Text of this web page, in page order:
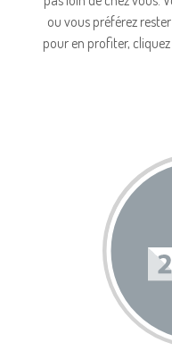
ou vous préférez
pour en profiter,